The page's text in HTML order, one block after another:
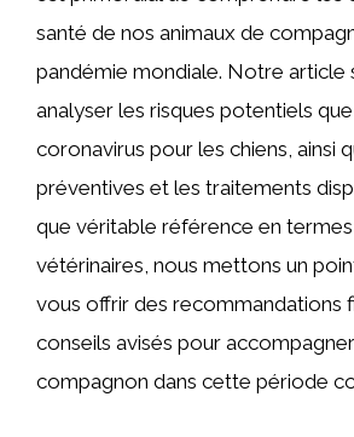
santé de nos animaux de
pandémie mondiale. Notre article
analyser les risques potentiels
coronavirus pour les chiens, ainsi
préventives et les traitements
que véritable référence en
vétérinaires, nous mettons un
vous offrir des recommandations
conseils avisés pour
compagnon dans cette période